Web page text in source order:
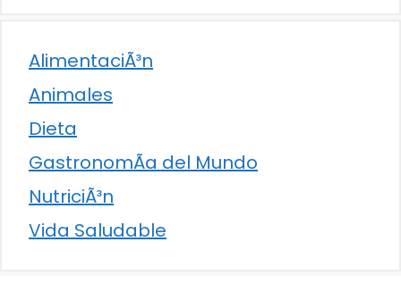
AlimentaciÃ³n
Animales
Dieta
GastronomÃ­a del Mundo
NutriciÃ³n
Vida Saludable